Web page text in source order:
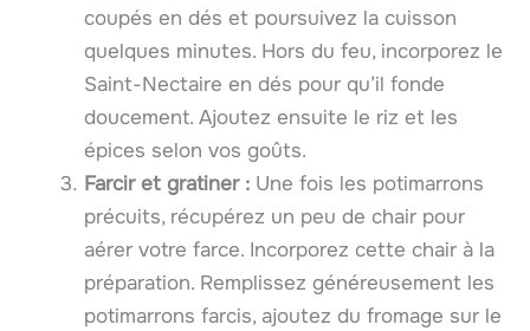
coupés en dés et poursuivez la cuisson
quelques minutes. Hors du feu, incorporez le
Saint-Nectaire en dés pour qu’il fonde
doucement. Ajoutez ensuite le riz et les
épices selon vos goûts.
Farcir et gratiner : Une fois les potimarrons
précuits, récupérez un peu de chair pour
aérer votre farce. Incorporez cette chair à la
préparation. Remplissez généreusement les
potimarrons farcis, ajoutez du fromage sur le